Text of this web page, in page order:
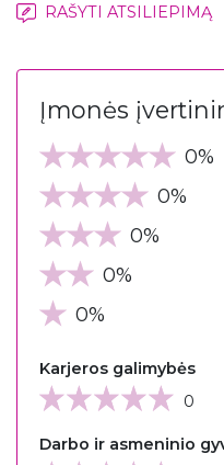
RAŠYTI ATSILIEPIMĄ
Įmonės
0%
0%
0%
0%
0%
Karjeros galimybės
0
Darbo ir asmeninio